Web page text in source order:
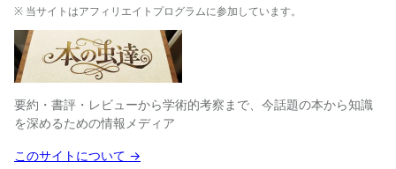
※ 当サイトはアフィリエイトプログラムに参加しています。
要約・書評・レビューから学術的考察まで、今話題の本から知識
を深めるための情報メディア
このサイトについて →